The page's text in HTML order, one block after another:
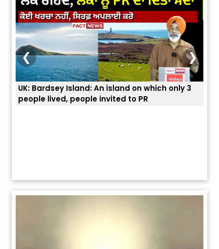
An island on which only 3
invited to PR
ਭਾਰਤੀਆਂ ਨੂੰ ਬੇੜੀਆਂ ਲਾ ਕੇ ਹੀ
ਯੂਐੱਸ ਬਾਰਡਰ ਪੈਟਰੋਲ ਚੀਫ਼ ਨੇ
❮ ❯